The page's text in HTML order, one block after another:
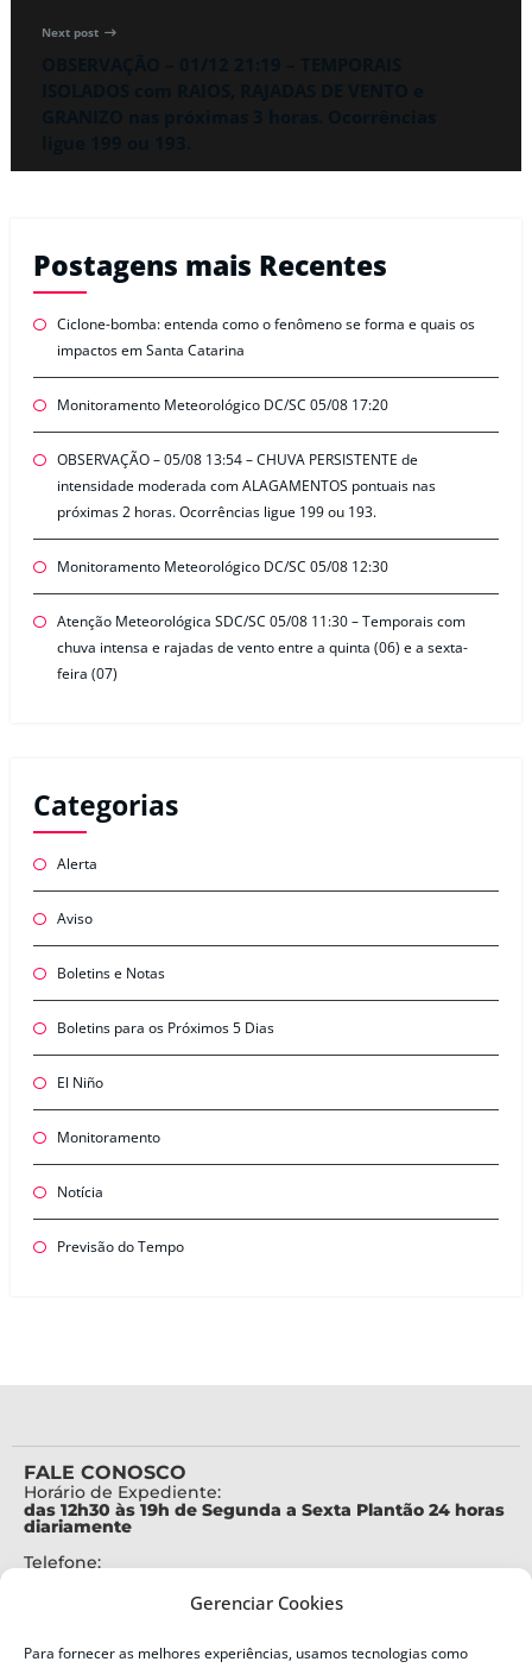
Gerenciar Cookies
Para fornecer as melhores experiências, usamos tecnologias como
Next post
Postagens mais Recentes
Ciclone-bomba: entenda como o fenômeno se forma e quais os
impactos em Santa Catarina
Monitoramento Meteorológico DC/SC 05/08 17:20
OBSERVAÇÃO – 05/08 13:54 – CHUVA PERSISTENTE de
intensidade moderada com ALAGAMENTOS pontuais nas
próximas 2 horas. Ocorrências ligue 199 ou 193.
Monitoramento Meteorológico DC/SC 05/08 12:30
Atenção Meteorológica SDC/SC 05/08 11:30 – Temporais com
chuva intensa e rajadas de vento entre a quinta (06) e a sexta-
feira (07)
Categorias
Alerta
Aviso
Boletins e Notas
Boletins para os Próximos 5 Dias
El Niño
Monitoramento
Notícia
Previsão do Tempo
FALE CONOSCO
Horário de Expediente:
das 12h30 às 19h de Segunda a Sexta Plantão 24 horas
diariamente
Telefone: